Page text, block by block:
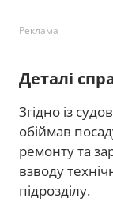
Реклама
Деталі
Згідно із
обіймав
ремонту та
взводу
підрозділу.